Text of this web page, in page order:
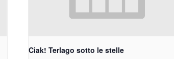
Ciak! Terlago sotto le stelle